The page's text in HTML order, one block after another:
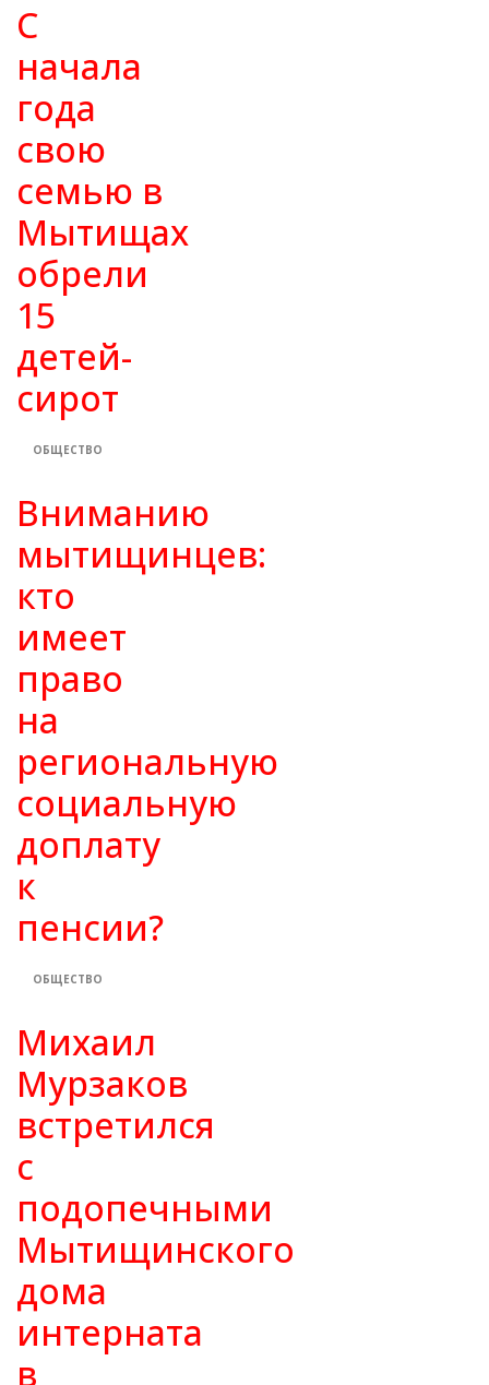
С
начала
года
свою
семью в
Мытищах
обрели
15
детей-
сирот
ОБЩЕСТВО
Вниманию
мытищинцев:
кто
имеет
право
на
региональную
социальную
доплату
к
пенсии?
ОБЩЕСТВО
Михаил
Мурзаков
встретился
с
подопечными
Мытищинского
дома
интерната
в